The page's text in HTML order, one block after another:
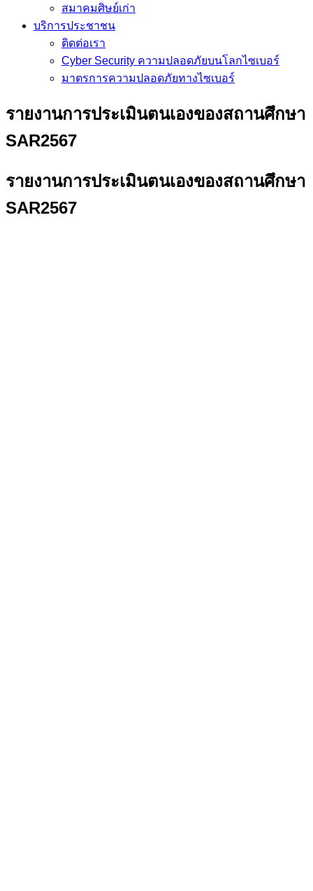
สมาคมศิษย์เก่า
บริการประชาชน
ติดต่อเรา
Cyber Security ความปลอดภัยบนโลกไซเบอร์
มาตรการความปลอดภัยทางไซเบอร์
รายงานการประเมินตนเองของสถานศึกษา
SAR2567
รายงานการประเมินตนเองของสถานศึกษา
SAR2567